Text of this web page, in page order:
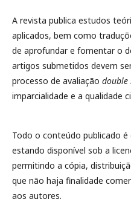
A revista publica estudos
aplicados, bem como
de aprofundar e fomentar o
artigos submetidos devem
processo de avaliação double
imparcialidade e a qualidade
Todo o conteúdo publicado
estando disponível sob a
permitindo a cópia,
que não haja finalidade
aos autores.